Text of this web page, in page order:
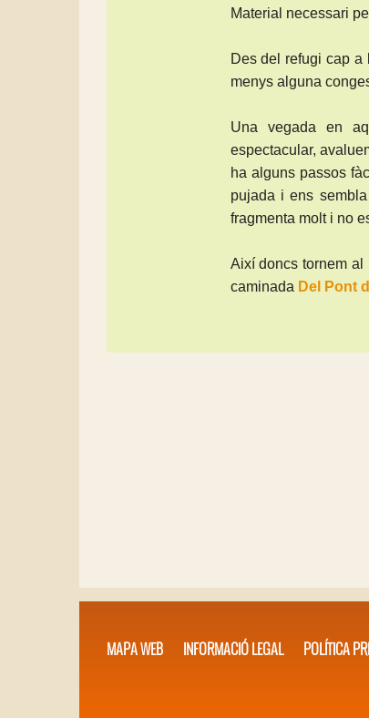
Material necessari
Des del refugi cap a
menys alguna
Una vegada en
espectacular,
ha alguns passos
pujada i ens
fragmenta molt i no
Així doncs tornem
caminada Del Pont
MAPA WEB INFORMACIÓ LEGAL POLÍTICA